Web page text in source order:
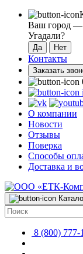
Ваш город —
Угадали?
Контакты
Заказать
О компании
Новости
Отзывы
Поверка
Способы
Доставка и
8 (800) 777-